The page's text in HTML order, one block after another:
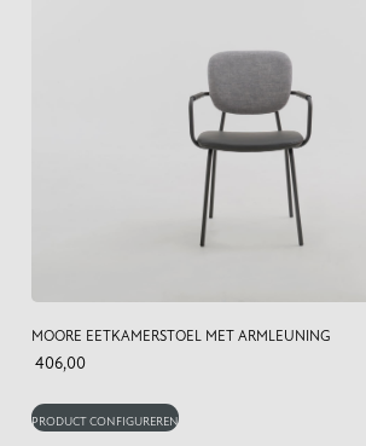
MOORE EETKAMERSTOEL MET ARMLEUNING
406,00
PRODUCT CONFIGUREREN